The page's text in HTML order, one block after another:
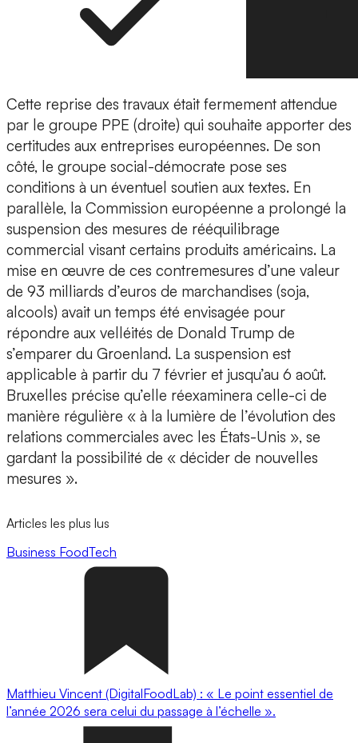
Cette reprise des travaux était fermement attendue
par le groupe PPE (droite) qui souhaite apporter des
certitudes aux entreprises européennes. De son
côté, le groupe social-démocrate pose ses
conditions à un éventuel soutien aux textes. En
parallèle, la Commission européenne a prolongé la
suspension des mesures de rééquilibrage
commercial visant certains produits américains. La
mise en œuvre de ces contremesures d’une valeur
de 93 milliards d’euros de marchandises (soja,
alcools) avait un temps été envisagée pour
répondre aux velléités de Donald Trump de
s’emparer du Groenland. La suspension est
applicable à partir du 7 février et jusqu’au 6 août.
Bruxelles précise qu’elle réexaminera celle-ci de
manière régulière « à la lumière de l’évolution des
relations commerciales avec les États-Unis », se
gardant la possibilité de « décider de nouvelles
mesures ».
Articles les plus lus
Business FoodTech
Matthieu Vincent (DigitalFoodLab) : « Le point essentiel de
l’année 2026 sera celui du passage à l’échelle ».